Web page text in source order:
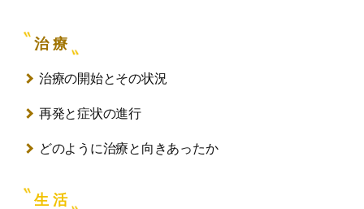
治 療
治療の開始とその状況
再発と症状の進行
どのように治療と向きあったか
生 活